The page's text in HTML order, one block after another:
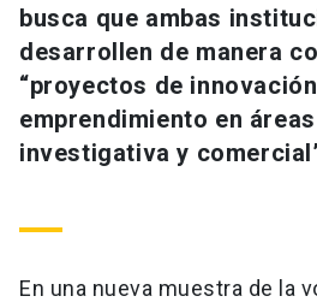
Información para keyboard_arrow_down
Futuros estudiantes
Estudiantes
Go to english site launch
ACCESOS DIRECTOS
busca que ambas
desarrollen de manera
“proyectos de
emprendimiento en
investigativa y
En una nueva muestra de la